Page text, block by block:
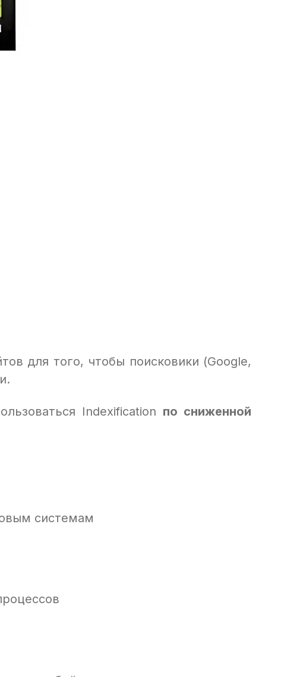
для того, чтобы поисковики (Google,
Indexification по сниженной
системам